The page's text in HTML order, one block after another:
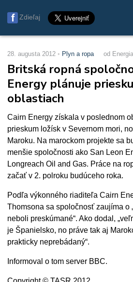
Zdieľaj
28. augusta 2012 Plyn a ropa od
Britská ropná
Energy plánuje
oblastiach
Cairn Energy získala v poslednom
prieskum ložísk v Severnom mori,
Maroku. Na marockom projekte sa
menšie spoločnosti ako San Leon
Longreach Oil and Gas. Práce na
začať v 2. polroku budúceho roka.
Podľa výkonného riaditeľa Cairn
Thomsona sa spoločnosť zaujíma o
neboli preskúmané“. Ako dodal,
je Španielsko, no práve tak aj
prakticky neprebádaný“.
Informoval o tom server BBC.